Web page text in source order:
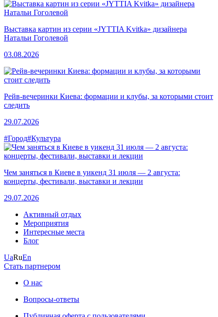
Выставка картин из серии «JYTTIA Kvitka» дизайнера
Натальи Гоголевой
03.08.2026
Рейв-вечеринки Киева: формации и клубы, за которыми стоит
следить
29.07.2026
#Город#Культура
Чем заняться в Киеве в уикенд 31 июля — 2 августа:
концерты, фестивали, выставки и лекции
29.07.2026
Активный отдых
Мероприятия
Интересные места
Блог
UaRuEn
Стать партнером
О нас
Вопросы-ответы